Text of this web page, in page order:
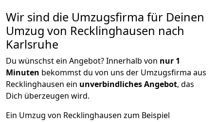
Wir sind die Umzugsfirma für Deinen
Umzug von Recklinghausen nach
Karlsruhe
Du wünschst ein Angebot? Innerhalb von nur 1
Minuten bekommst du von uns der Umzugsfirma aus
Recklinghausen ein unverbindliches Angebot, das
Dich überzeugen wird.
Ein Umzug von Recklinghausen zum Beispiel